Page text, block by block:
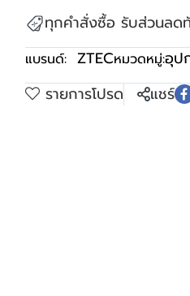
ทุกคำสั่งซื้อ รับส่วนลด
แบรนด์: ZTECหมวดหมู่:อุป
รายการโปรด
แชร์